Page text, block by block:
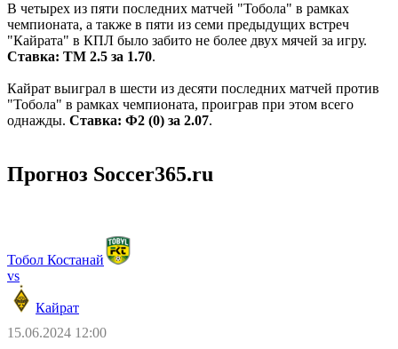
В четырех из пяти последних матчей "Тобола" в рамках
чемпионата, а также в пяти из семи предыдущих встреч
"Кайрата" в КПЛ было забито не более двух мячей за игру.
Ставка: ТМ 2.5 за 1.70.
Кайрат выиграл в шести из десяти последних матчей против
"Тобола" в рамках чемпионата, проиграв при этом всего
однажды. Ставка: Ф2 (0) за 2.07.
Прогноз Soccer365.ru
Тобол Костанай
vs
Кайрат
15.06.2024 12:00